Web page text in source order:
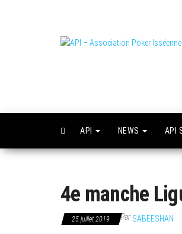
API NEWS API
4e manche
25 juillet 2019 ParSABEESHAN